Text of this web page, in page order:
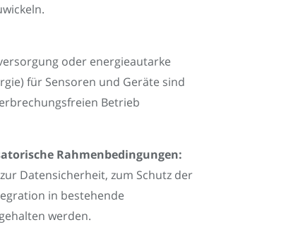
oder energieautarke
für Sensoren und Geräte sind
Betrieb
Rahmenbedingungen:
Datensicherheit, zum Schutz der
in bestehende
werden.